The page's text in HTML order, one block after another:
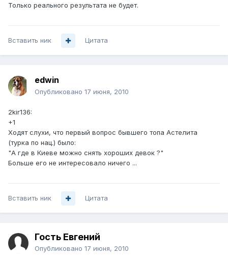
Только реального результата не будет.
Вставить ник Цитата
edwin
Опубликовано 17 июня, 2010
2kir136:
+1
Ходят слухи, что первый вопрос бывшего топа Астелита
(турка по нац.) было:
"А где в Киеве можно снять хороших девок ?"
Больше его не интересовало ничего ...
Вставить ник Цитата
Гость Евгений
Опубликовано 17 июня, 2010